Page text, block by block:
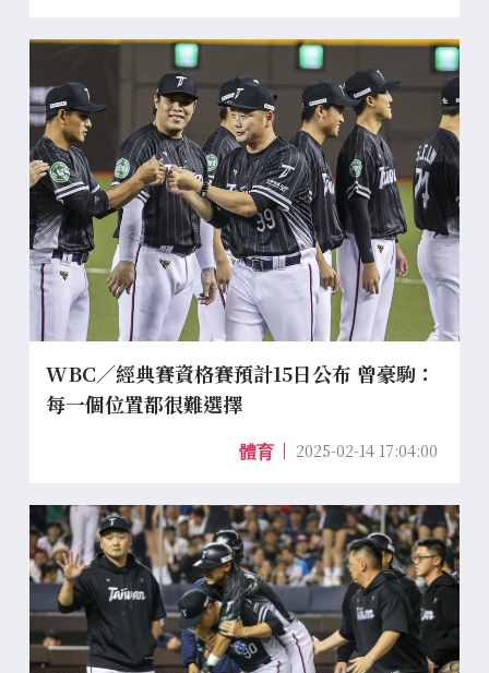
WBC／經典賽資格賽預計15日公布 曾豪駒：
每一個位置都很難選擇
體育 2025-02-14 17:04:00